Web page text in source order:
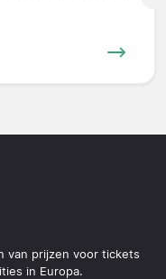
van prijzen voor tickets
in Europa.